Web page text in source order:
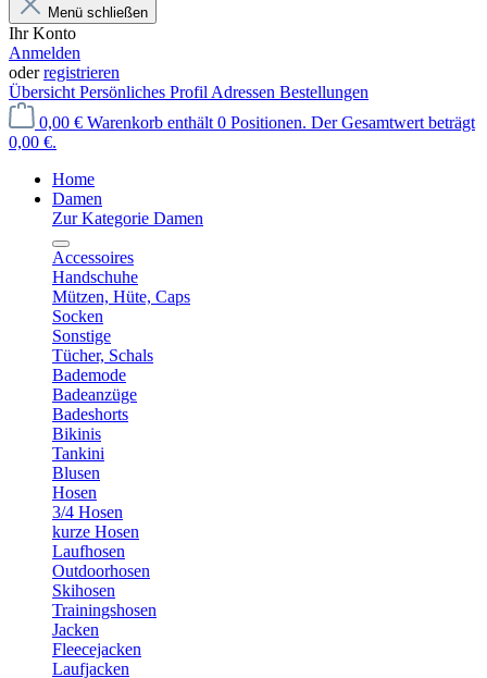
Menü schließen
Ihr Konto
Anmelden
oderregistrieren
Übersicht Persönliches Profil Adressen Bestellungen
0,00 € Warenkorb enthält 0 Positionen. Der Gesamtwert beträgt
0,00 €.
Home
Damen
Zur Kategorie Damen
Accessoires
Handschuhe
Mützen, Hüte, Caps
Socken
Sonstige
Tücher, Schals
Bademode
Badeanzüge
Badeshorts
Bikinis
Tankini
Blusen
Hosen
3/4 Hosen
kurze Hosen
Laufhosen
Outdoorhosen
Skihosen
Trainingshosen
Jacken
Fleecejacken
Laufjacken